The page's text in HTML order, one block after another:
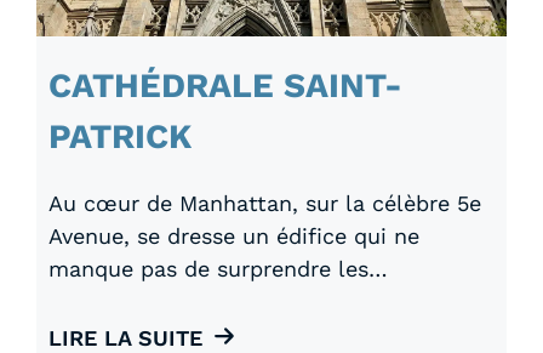
CATHÉDRALE SAINT-
PATRICK
Au cœur de Manhattan, sur la célèbre 5e
Avenue, se dresse un édifice qui ne
manque pas de surprendre les…
LIRE LA SUITE